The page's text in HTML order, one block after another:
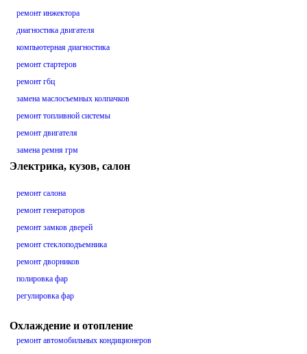
ремонт инжектора
диагностика двигателя
компьютерная диагностика
ремонт стартеров
ремонт гбц
замена маслосъемных колпачков
ремонт топливной системы
ремонт двигателя
замена ремня грм
Электрика, кузов, салон
ремонт салона
ремонт генераторов
ремонт замков дверей
ремонт стеклоподъемника
ремонт дворников
полировка фар
регулировка фар
Охлаждение и отопление
ремонт автомобильных кондиционеров